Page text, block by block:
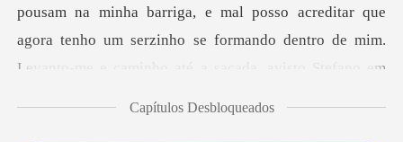
na minha barriga, e mal posso acreditar que
agora tenho um serzinho se formando dentro de mim.
Levanto-m
Capítulos Desbloqueados